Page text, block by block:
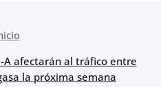
A afectarán al tráfico entre
la próxima semana